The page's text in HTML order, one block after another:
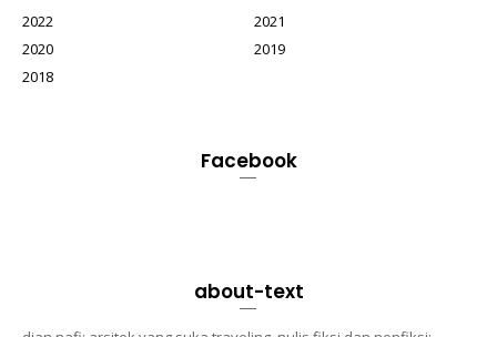
2022
2021
2020
2019
2018
Facebook
about-text